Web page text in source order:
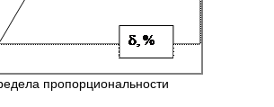
пропорциональности